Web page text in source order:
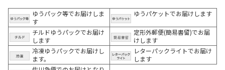
ゆうパック等でお届けしま
す
ゆうパケットでお届けします
チルドゆうパックでお届け
します
定形外郵便(簡易書留)でお届
けします
冷凍ゆうパックでお届けし
ます。
レターパックライトでお届け
します